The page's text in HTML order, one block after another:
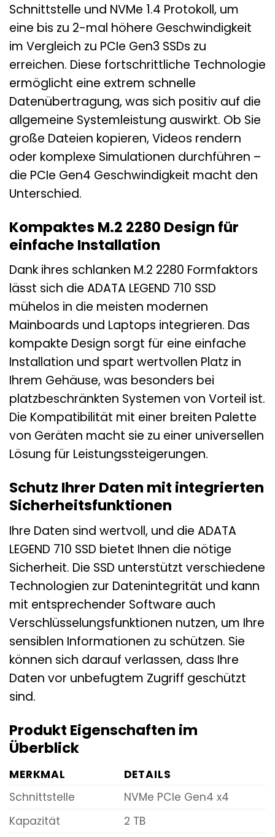
Schnittstelle und NVMe 1.4 Protokoll, um
eine bis zu 2-mal höhere Geschwindigkeit
im Vergleich zu PCIe Gen3 SSDs zu
erreichen. Diese fortschrittliche Technologie
ermöglicht eine extrem schnelle
Datenübertragung, was sich positiv auf die
allgemeine Systemleistung auswirkt. Ob Sie
große Dateien kopieren, Videos rendern
oder komplexe Simulationen durchführen –
die PCIe Gen4 Geschwindigkeit macht den
Unterschied.
Kompaktes M.2 2280 Design für
einfache Installation
Dank ihres schlanken M.2 2280 Formfaktors
lässt sich die ADATA LEGEND 710 SSD
mühelos in die meisten modernen
Mainboards und Laptops integrieren. Das
kompakte Design sorgt für eine einfache
Installation und spart wertvollen Platz in
Ihrem Gehäuse, was besonders bei
platzbeschränkten Systemen von Vorteil ist.
Die Kompatibilität mit einer breiten Palette
von Geräten macht sie zu einer universellen
Lösung für Leistungssteigerungen.
Schutz Ihrer Daten mit integrierten
Sicherheitsfunktionen
Ihre Daten sind wertvoll, und die ADATA
LEGEND 710 SSD bietet Ihnen die nötige
Sicherheit. Die SSD unterstützt verschiedene
Technologien zur Datenintegrität und kann
mit entsprechender Software auch
Verschlüsselungsfunktionen nutzen, um Ihre
sensiblen Informationen zu schützen. Sie
können sich darauf verlassen, dass Ihre
Daten vor unbefugtem Zugriff geschützt
sind.
Produkt Eigenschaften im
Überblick
MERKMAL
DETAILS
Schnittstelle
NVMe PCIe Gen4 x4
Kapazität
2 TB